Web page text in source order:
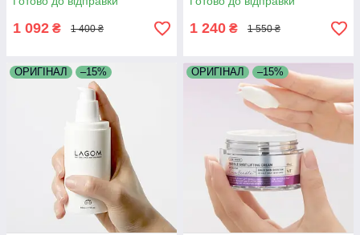
1 092 ₴ 1 400 ₴ 1 240 ₴ 1 550 ₴
ОРИГІНАЛ –15% ОРИГІНАЛ –15%